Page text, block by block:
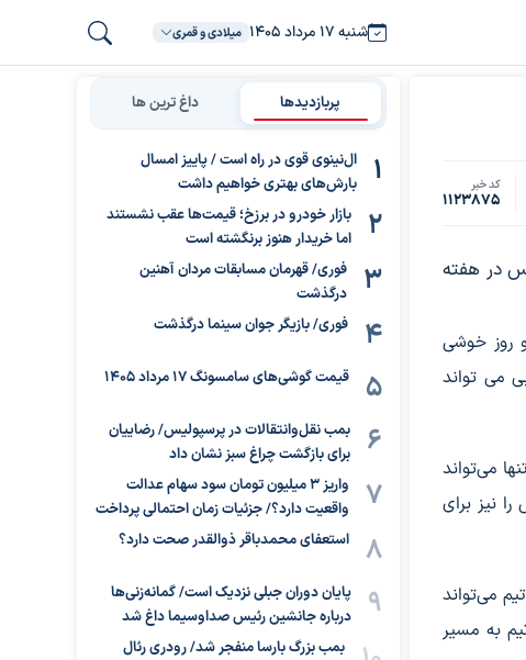
شنبه ۱۷ مرداد ۱۴۰۵ میلادی و قمری
کد خبر
1123875
در هفته
روز خوشی
می تواند
می‌تواند
نیز برای
می‌تواند
به مسیر
پربازدیدها داغ ترین ها
ال‌نینوی قوی در راه است / پاییز امسال
بارش‌های بهتری خواهیم داشت
بازار خودرو در برزخ؛ قیمت‌ها عقب نشستند
اما خریدار هنوز برنگشته است
فوری/ قهرمان مسابقات مردان آهنین
درگذشت
فوری/ بازیگر جوان سینما درگذشت
قیمت گوشی‌های سامسونگ 17 مرداد 1405
بمب نقل‌وانتقالات در پرسپولیس/ رضاییان
برای بازگشت چراغ سبز نشان داد
واریز ۳ میلیون تومان سود سهام عدالت
واقعیت دارد؟/ جزئیات زمان احتمالی پرداخت
استعفای محمدباقر ذوالقدر صحت دارد؟
پایان دوران جبلی نزدیک است/ گمانه‌زنی‌ها
درباره جانشین رئیس صداوسیما داغ شد
بمب بزرگ بارسا منفجر شد/ رودری رئال